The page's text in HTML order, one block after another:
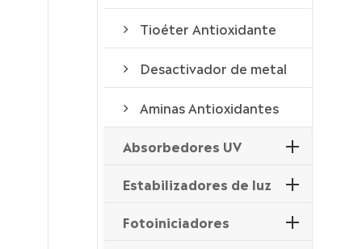
Tioéter Antioxidante
Desactivador de metal
Aminas Antioxidantes
Absorbedores UV
Estabilizadores de luz
Fotoiniciadores